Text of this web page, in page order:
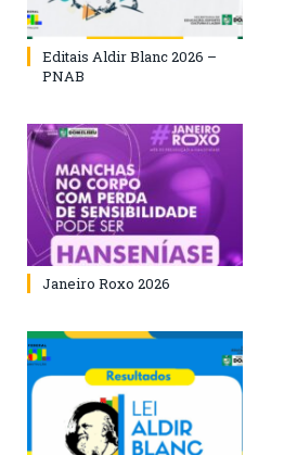
Editais Aldir Blanc 2026 –
PNAB
Janeiro Roxo 2026